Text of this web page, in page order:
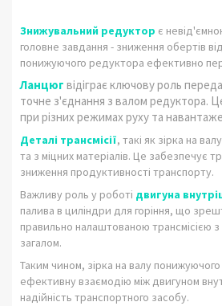
Знижувальний редуктор є
головне завдання - зниження обертів
понижуючого редуктора ефективно
Ланцюг відіграє ключову роль
точне з'єднання з валом редуктора.
при різних режимах руху та
Деталі трансмісії, такі як зірка на
та з міцних матеріалів. Це забезпечує
зниження продуктивності транспорту.
Важливу роль у роботі двигуна
палива в циліндри для горіння, що
правильно налаштованою трансмісією
загалом.
Таким чином, зірка на валу
ефективну взаємодію між двигуном
надійність транспортного засобу.